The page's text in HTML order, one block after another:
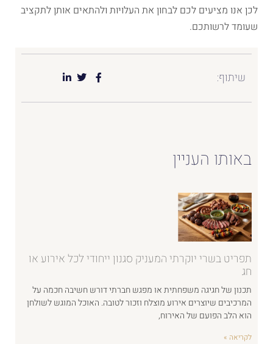
לכן אנו מציעים לכם לבחון את העלויות ולהתאים אותן לתקציב
שעומד לרשותכם.
שיתוף:
באותו העניין
תפריט בשרי יוקרתי המעניק סגנון ייחודי לכל אירוע או
חג
תכנון של חגיגה משפחתית או מפגש חברתי דורש חשיבה חכמה על
המרכיבים שיוצרים אירוע מוצלח וזכור לטובה. האוכל המוגש לשולחן
הוא הלב הפועם של האירוח,
לקריאה »